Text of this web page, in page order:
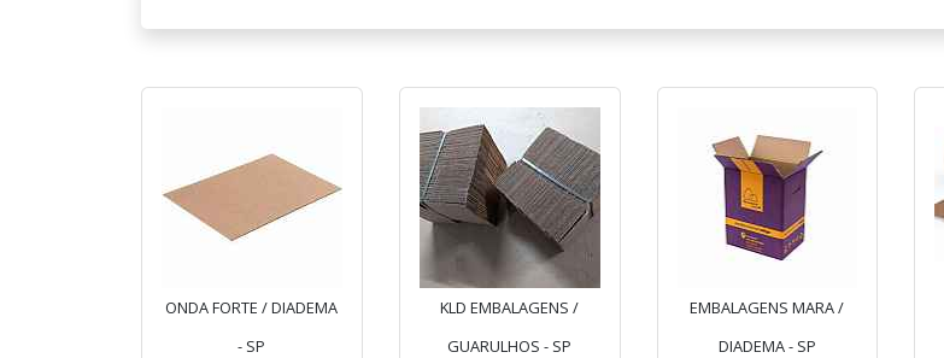
ONDA FORTE / DIADEMA
- SP
KLD EMBALAGENS /
GUARULHOS - SP
EMBALAGENS MARA /
DIADEMA - SP